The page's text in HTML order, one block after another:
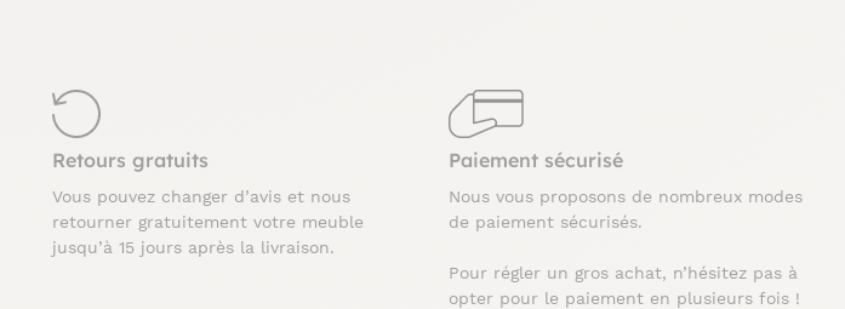
Retours gratuits
Vous pouvez changer d’avis et nous
retourner gratuitement votre meuble
jusqu’à 15 jours après la livraison.
Paiement sécurisé
Nous vous proposons de nombreux modes
de paiement sécurisés.
Pour régler un gros achat, n’hésitez pas à
opter pour le paiement en plusieurs fois !